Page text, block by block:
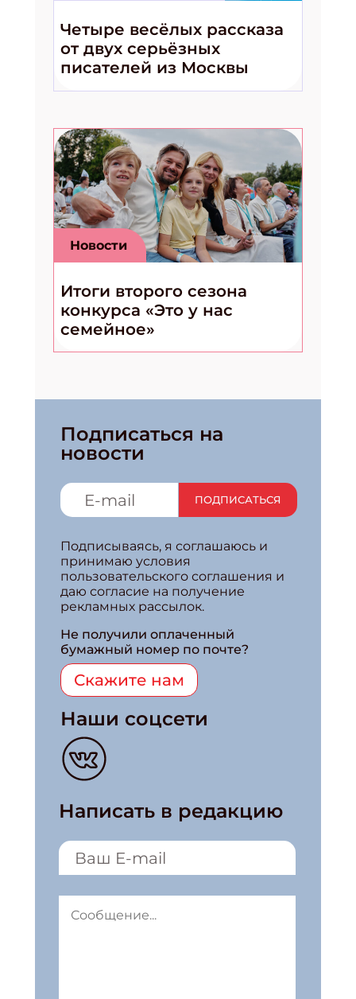
Четыре весёлых рассказа
от двух серьёзных
писателей из Москвы
Новости
Итоги второго сезона
конкурса «Это у нас
семейное»
Подписаться на
новости
ПОДПИСАТЬСЯ
Подписываясь, я соглашаюсь и
принимаю условия
пользовательского соглашения и
даю согласие на получение
рекламных рассылок.
Не получили оплаченный
бумажный номер по почте?
Скажите нам
Наши соцсети
Написать в редакцию